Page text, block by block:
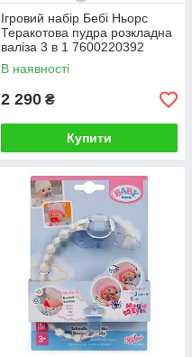
Ігровий набір Бебі Ньорс
Теракотова пудра розкладна
валіза 3 в 1 7600220392
В наявності
2 290 ₴
Купити